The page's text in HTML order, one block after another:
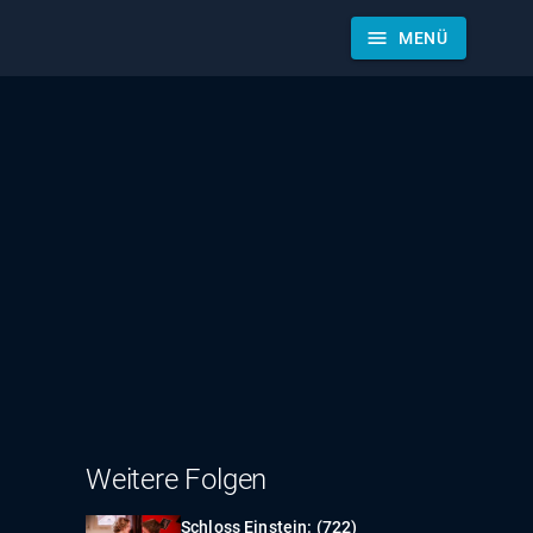
menu MENÜ
Weitere Folgen
Schloss Einstein: (722)